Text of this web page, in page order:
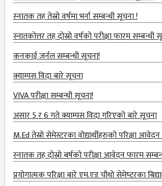
DEPARTMENT
ENGLISH
DEPARTMENT
HUMANITIES &
SOCIAL
SCIENCE
DEPARTMENT
EDUCATION
DEPARTMENT
MANAGEMENT
DEPARTMENT
स्‍नातक तह तेस्रो वर्षमा भर्ना सम्बन्धी सूचना !
स्नातकोत्तर तह दोस्रो वर्षको परीक्षा फारम सम्बन्धी
कनकाई जर्नल सम्बन्धी सूचना!
क्याम्पस विदा बारे सूचना
VIVA परीक्षा सम्बन्‍धी सूचना!
असार 5 र 6 गते क्याम्पस विदा गरिएको बारे सूचना
M.Ed तेस्रो सेमेस्टरका वोद्यार्थीहरुको परिक्षा
स्‍नातक तह दोस्रो बर्षको परीक्षा आवेदन फारम
प्रयोगात्मक परिक्षा बारे एम.एड चौथो सेमेष्‍टरका